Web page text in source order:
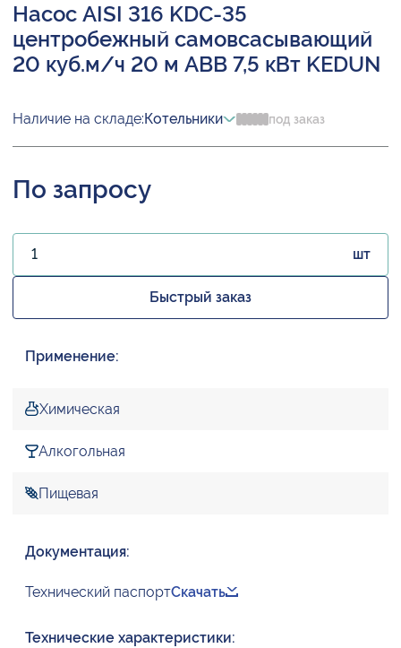
Насос AISI 316 KDC-35
центробежный самовсасывающий
20 куб.м/ч 20 м ABB 7,5 кВт KEDUN
Наличие на складе:Котельники под заказ
По запросу
шт
Быстрый заказ
Применение:
Химическая
Алкогольная
Пищевая
Документация:
Технический паспортСкачать
Технические характеристики: